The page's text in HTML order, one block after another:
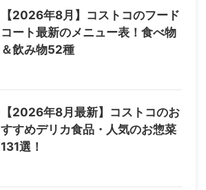
【2026年8月】コストコのフード
コート最新のメニュー表！食べ物
＆飲み物52種
【2026年8月最新】コストコのお
すすめデリカ食品・人気のお惣菜
131選！